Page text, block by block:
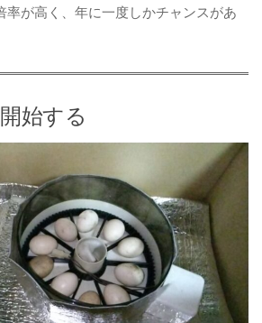
率が高く、年に一度しかチャンスがあ
始する